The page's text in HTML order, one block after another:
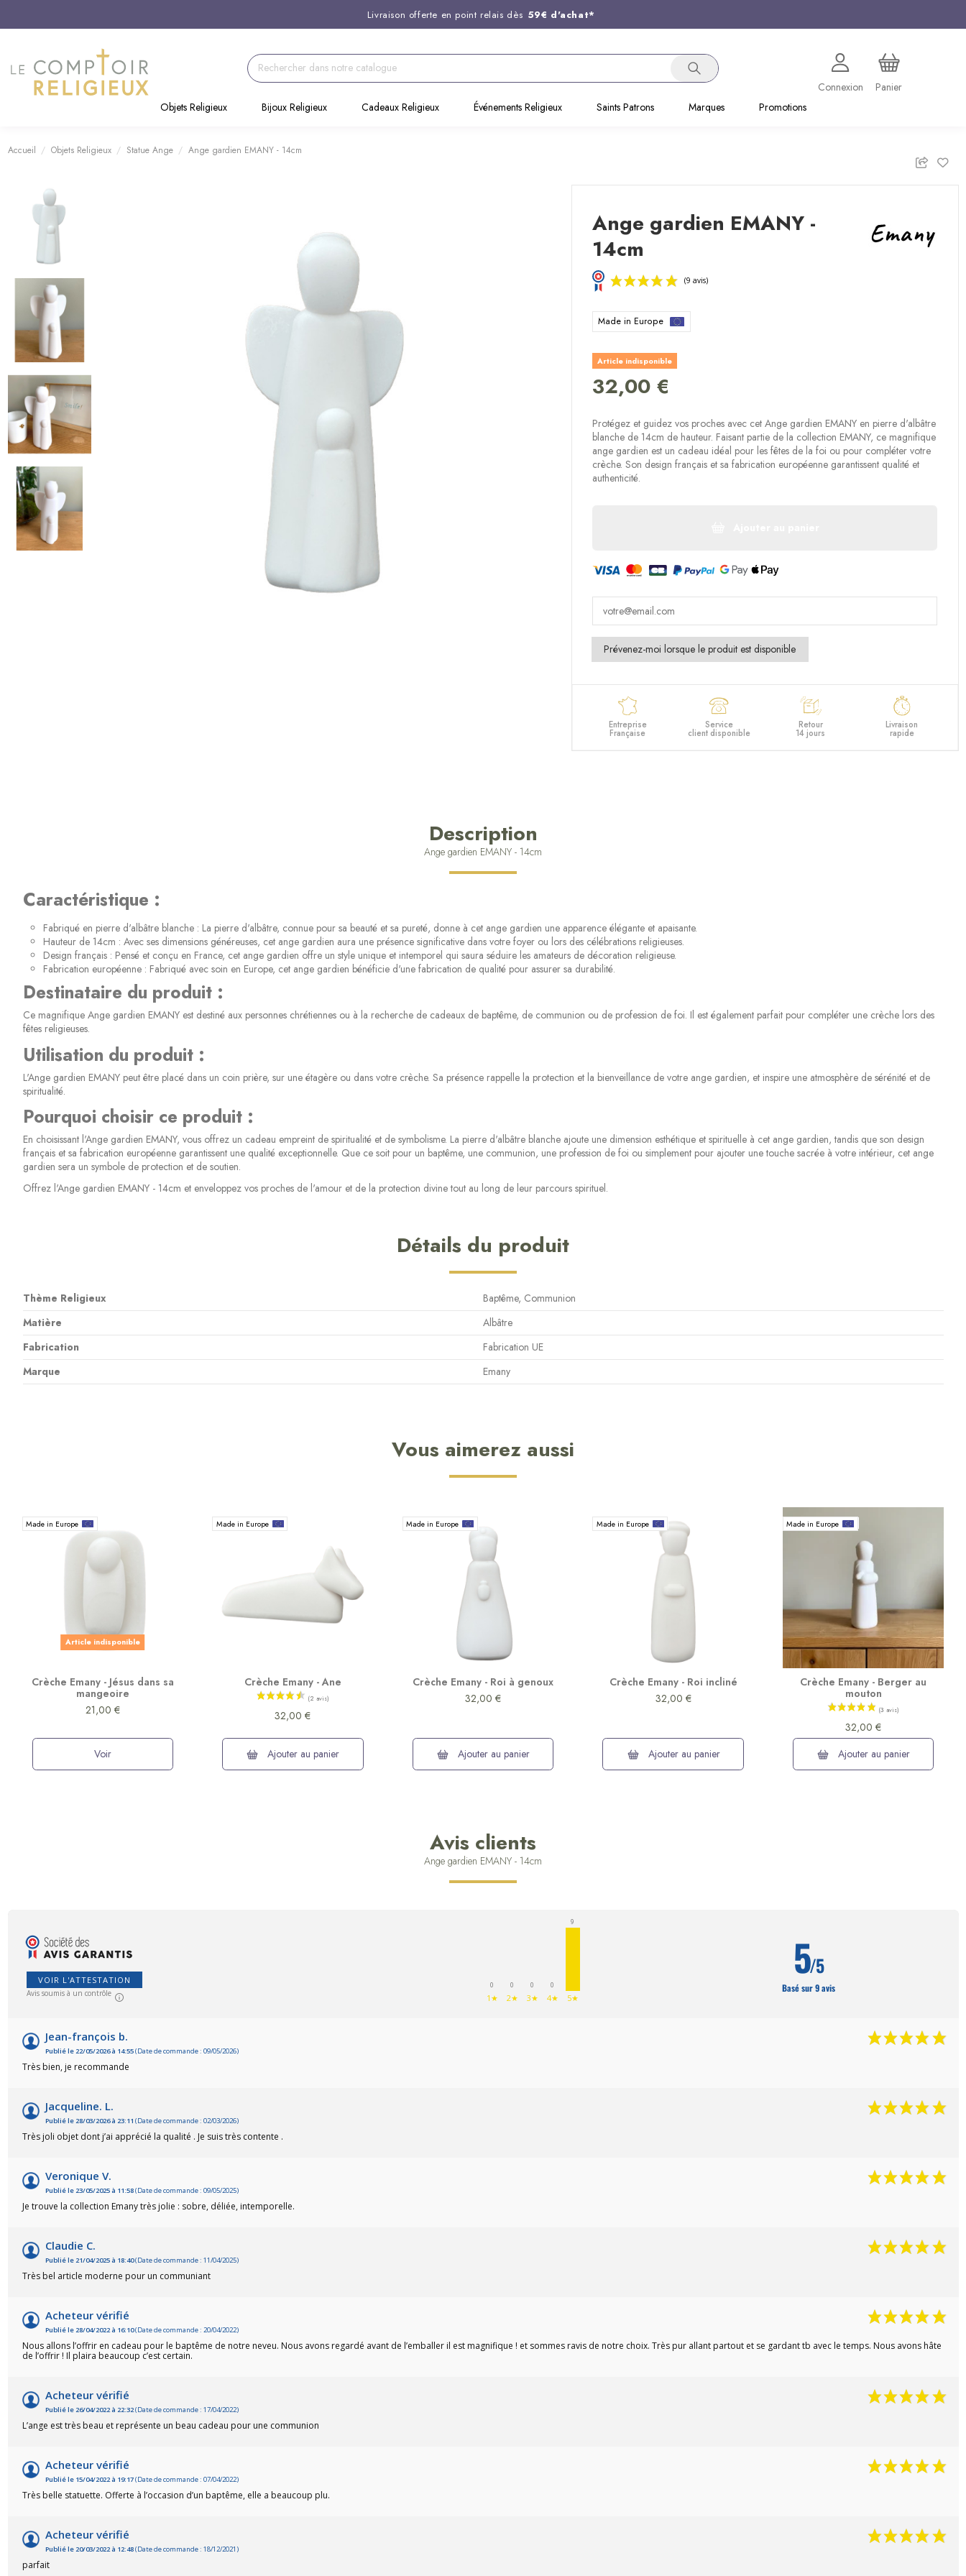
Livraison offerte en point relais dès 59€ d'achat*
Support client disponible au
Commandez avant 14H, expédition le jour même !
Connexion
Panier
Objets Religieux
Bijoux Religieux Cadeaux Religieux Événements Religieux Saints Patrons Marques Promotions
Accueil Objets Religieux Statue Ange Ange gardien EMANY - 14cm
Ange gardien EMANY -
14cm
Made in Europe
Article indisponible
32,00 €
Protégez et guidez vos proches avec cet Ange gardien EMANY en pierre d'albâtre
blanche de 14cm de hauteur. Faisant partie de la collection EMANY, ce magnifique
ange gardien est un cadeau idéal pour les fêtes de la foi ou pour compléter votre
crèche. Son design français et sa fabrication européenne garantissent qualité et
authenticité.
Entreprise
Française
Service
client disponible
Retour
14 jours
Livraison
rapide
Description
Ange gardien EMANY - 14cm
Caractéristique :
Fabriqué en pierre d'albâtre blanche : La pierre d'albâtre, connue pour sa beauté et sa pureté, donne à cet ange gardien une apparence élégante et apaisante.
Hauteur de 14cm : Avec ses dimensions généreuses, cet ange gardien aura une présence significative dans votre foyer ou lors des célébrations religieuses.
Design français : Pensé et conçu en France, cet ange gardien offre un style unique et intemporel qui saura séduire les amateurs de décoration religieuse.
Fabrication européenne : Fabriqué avec soin en Europe, cet ange gardien bénéficie d'une fabrication de qualité pour assurer sa durabilité.
Destinataire du produit :
Ce magnifique Ange gardien EMANY est destiné aux personnes chrétiennes ou à la recherche de cadeaux de baptême, de communion ou de profession de foi. Il est également parfait pour compléter une crèche lors des
fêtes religieuses.
Utilisation du produit :
L'Ange gardien EMANY peut être placé dans un coin prière, sur une étagère ou dans votre crèche. Sa présence rappelle la protection et la bienveillance de votre ange gardien, et inspire une atmosphère de sérénité et de
spiritualité.
Pourquoi choisir ce produit :
En choisissant l'Ange gardien EMANY, vous offrez un cadeau empreint de spiritualité et de symbolisme. La pierre d'albâtre blanche ajoute une dimension esthétique et spirituelle à cet ange gardien, tandis que son design
français et sa fabrication européenne garantissent une qualité exceptionnelle. Que ce soit pour un baptême, une communion, une profession de foi ou simplement pour ajouter une touche sacrée à votre intérieur, cet ange
gardien sera un symbole de protection et de soutien.
Offrez l'Ange gardien EMANY - 14cm et enveloppez vos proches de l'amour et de la protection divine tout au long de leur parcours spirituel.
Détails du produit
Thème Religieux
Baptême, Communion
Matière
Albâtre
Fabrication
Fabrication UE
Marque
Emany
Vous aimerez aussi
Made in Europe
Article indisponible
Crèche Emany - Jésus dans sa
mangeoire
21,00 €
Voir
Made in Europe
Crèche Emany - Ane
32,00 €
Ajouter au panier
Made in Europe
Crèche Emany - Roi à genoux
32,00 €
Ajouter au panier
Made in Europe
Crèche Emany - Roi incliné
32,00 €
Ajouter au panier
Made in Europe
Crèche Emany - Berger au
mouton
32,00 €
Ajouter au panier
Avis clients
Ange gardien EMANY - 14cm
VOIR L'ATTESTATION
Avis soumis à un contrôle
0
1★
0
2★
0
3★
0
4★
9
5★
5/5
Basé sur 9 avis
Jean-françois b.
Publié le 22/05/2026 à 14:55(Date de commande : 09/05/2026)
Très bien, je recommande
Jacqueline. L.
Publié le 28/03/2026 à 23:11 (Date de commande : 02/03/2026)
Très joli objet dont j’ai apprécié la qualité . Je suis très contente .
Veronique V.
Publié le 23/05/2025 à 11:58(Date de commande : 09/05/2025)
Je trouve la collection Emany très jolie : sobre, déliée, intemporelle.
Claudie C.
Publié le 21/04/2025 à 18:40(Date de commande : 11/04/2025)
Très bel article moderne pour un communiant
Acheteur vérifié
Publié le 28/04/2022 à 16:10(Date de commande : 20/04/2022)
Nous allons l’offrir en cadeau pour le baptême de notre neveu. Nous avons regardé avant de l’emballer il est magnifique ! et sommes ravis de notre choix. Très pur allant partout et se gardant tb avec le temps. Nous avons hâte
de l’offrir ! Il plaira beaucoup c’est certain.
Acheteur vérifié
Publié le 26/04/2022 à 22:32(Date de commande : 17/04/2022)
L’ange est très beau et représente un beau cadeau pour une communion
Acheteur vérifié
Publié le 15/04/2022 à 19:17(Date de commande : 07/04/2022)
Très belle statuette. Offerte à l’occasion d’un baptême, elle a beaucoup plu.
Acheteur vérifié
Publié le 20/03/2022 à 12:48(Date de commande : 18/12/2021)
parfait